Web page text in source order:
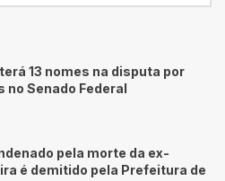
13 nomes na disputa por
no Senado Federal
pela morte da ex-
é demitido pela Prefeitura de